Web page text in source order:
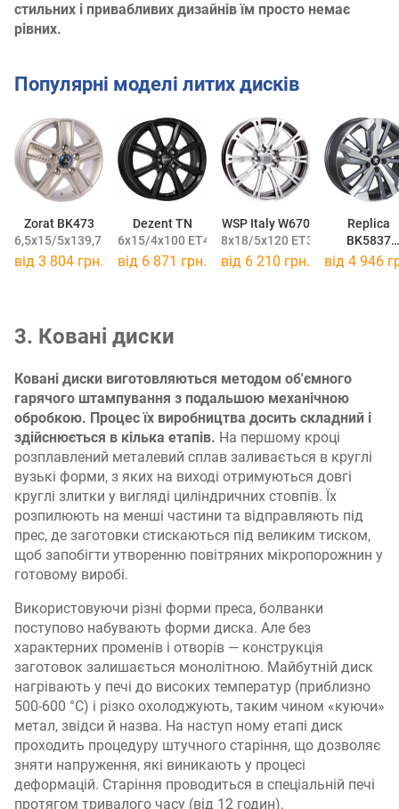
стильних і привабливих дизайнів їм просто немає
рівних.
Популярні моделі литих дисків
Zorat BK473
6,5x15/5x139,7 ET40 DIA98,5
Dezent TN
6x15/4x100 ET48 DIA54,1
WSP Italy W670
8x18/5x120 ET34 DIA72,6
Replica
BK5837
7x16/5x108
від 3 804 грн. від 6 871 грн. від 6 210 грн. від 4 946
3. Ковані диски
Ковані диски виготовляються методом об'ємного
гарячого штампування з подальшою механічною
обробкою. Процес їх виробництва досить складний і
здійснюється в кілька етапів. На першому кроці
розплавлений металевий сплав заливається в круглі
вузькі форми, з яких на виході отримуються довгі
круглі злитки у вигляді циліндричних стовпів. Їх
розпилюють на менші частини та відправляють під
прес, де заготовки стискаються під великим тиском,
щоб запобігти утворенню повітряних мікропорожнин у
готовому виробі.
Використовуючи різні форми преса, болванки
поступово набувають форми диска. Але без
характерних променів і отворів — конструкція
заготовок залишається монолітною. Майбутній диск
нагрівають у печі до високих температур (приблизно
500-600 °С) і різко охолоджують, таким чином «куючи»
метал, звідси й назва. На наступ ному етапі диск
проходить процедуру штучного старіння, що дозволяє
зняти напруження, які виникають у процесі
деформацій. Старіння проводиться в спеціальній печі
протягом тривалого часу (від 12 годин).